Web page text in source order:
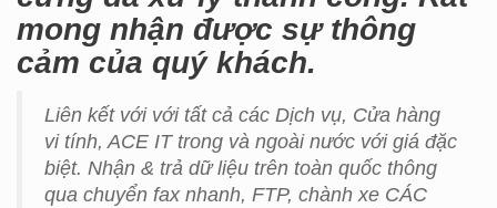
mong nhận được sự thông
cảm của quý khách.
Liên kết với với tất cả các Dịch vụ, Cửa hàng
vi tính, ACE IT trong và ngoài nước với giá đặc
biệt. Nhận & trả dữ liệu trên toàn quốc thông
qua chuyển fax nhanh, FTP, chành xe CÁC